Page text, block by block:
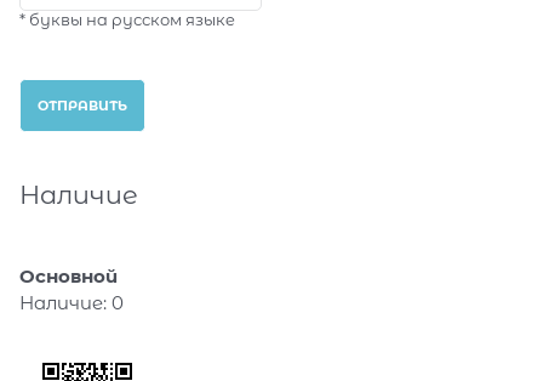
* буквы на русском языке
Наличие
Основной
Наличие: 0